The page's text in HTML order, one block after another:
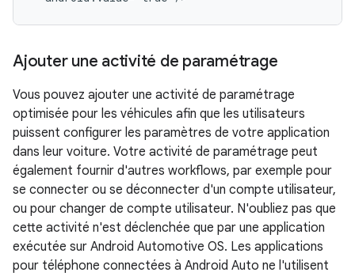
Ajouter une activité de paramétrage
Vous pouvez ajouter une activité de paramétrage
optimisée pour les véhicules afin que les utilisateurs
puissent configurer les paramètres de votre application
dans leur voiture. Votre activité de paramétrage peut
également fournir d'autres workflows, par exemple pour
se connecter ou se déconnecter d'un compte utilisateur,
ou pour changer de compte utilisateur. N'oubliez pas que
cette activité n'est déclenchée que par une application
exécutée sur Android Automotive OS. Les applications
pour téléphone connectées à Android Auto ne l'utilisent